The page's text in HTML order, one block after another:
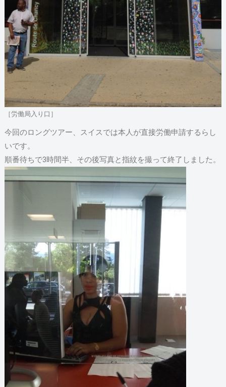
［労働局入り口］
今回のロングツアー、スイスでは本人が直接労働申請するらし
いです。
順番待ちで3時間半、その後写真と指紋を撮って終了しました。